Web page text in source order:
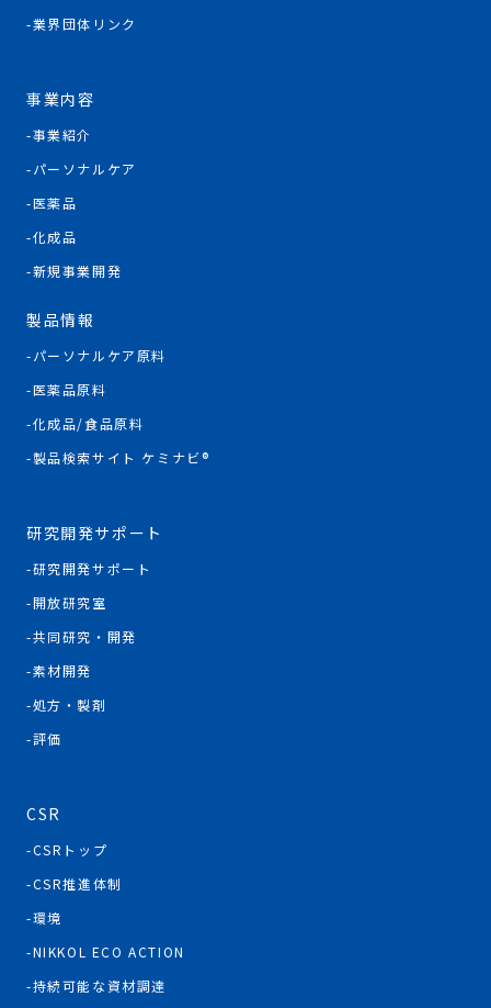
業界団体リンク
事業内容
事業紹介
パーソナルケア
医薬品
化成品
新規事業開発
製品情報
パーソナルケア原料
医薬品原料
化成品/食品原料
製品検索サイト ケミナビ®
研究開発サポート
研究開発サポート
開放研究室
共同研究・開発
素材開発
処方・製剤
評価
CSR
CSRトップ
CSR推進体制
環境
NIKKOL ECO ACTION
持続可能な資材調達